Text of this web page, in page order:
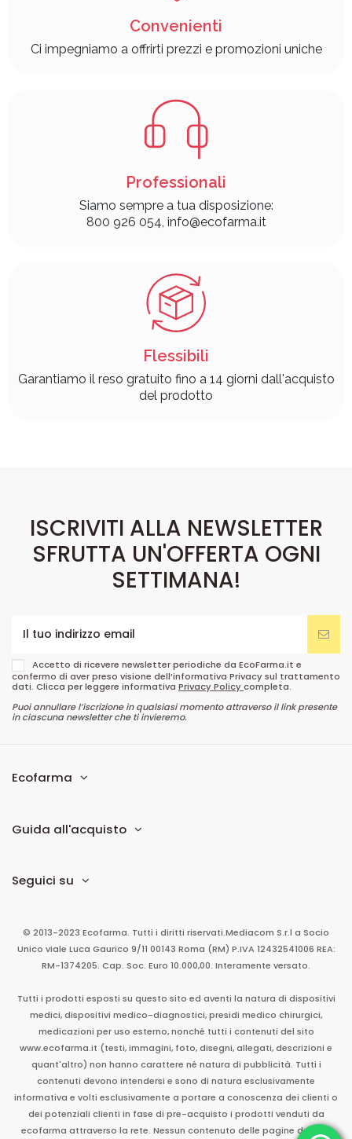
Convenienti
Ci impegniamo a offrirti prezzi e promozioni uniche
Professionali
Siamo sempre a tua disposizione:
800 926 054, info@ecofarma.it
Flessibili
Garantiamo il reso gratuito fino a 14 giorni dall'acquisto
del prodotto
ISCRIVITI ALLA NEWSLETTER
SFRUTTA UN'OFFERTA OGNI
SETTIMANA!
Accetto di ricevere newsletter periodiche da EcoFarma.it e
confermo di aver preso visione dell’informativa Privacy sul trattamento
dati. Clicca per leggere informativa Privacy Policycompleta.
Puoi annullare l’iscrizione in qualsiasi momento attraverso il link presente
in ciascuna newsletter che ti invieremo.
Ecofarma
Guida all'acquisto
Seguici su
© 2013-2023 Ecofarma. Tutti i diritti riservati.Mediacom S.r.l a Socio
Unico viale Luca Gaurico 9/11 00143 Roma (RM) P.IVA 12432541006 REA:
RM-1374205. Cap. Soc. Euro 10.000,00. Interamente versato.
Tutti i prodotti esposti su questo sito ed aventi la natura di dispositivi
medici, dispositivi medico-diagnostici, presidi medico chirurgici,
medicazioni per uso esterno, nonché tutti i contenuti del sito
www.ecofarma.it (testi, immagini, foto, disegni, allegati, descrizioni e
quant'altro) non hanno carattere né natura di pubblicità. Tutti i
contenuti devono intendersi e sono di natura esclusivamente
informativa e volti esclusivamente a portare a conoscenza dei clienti o
dei potenziali clienti in fase di pre-acquisto i prodotti venduti da
ecofarma attraverso la rete. Nessun contenuto delle pagine del sito